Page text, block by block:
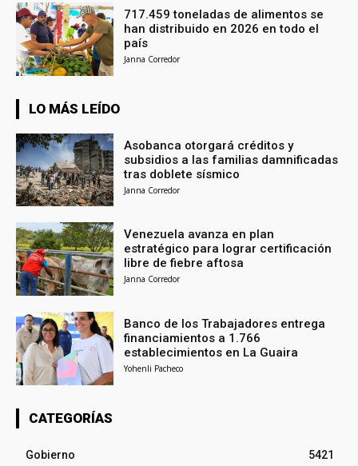
717.459 toneladas de alimentos se
han distribuido en 2026 en todo el
país
Janna Corredor
LO MÁS LEÍDO
Asobanca otorgará créditos y
subsidios a las familias damnificadas
tras doblete sísmico
Janna Corredor
Venezuela avanza en plan
estratégico para lograr certificación
libre de fiebre aftosa
Janna Corredor
Banco de los Trabajadores entrega
financiamientos a 1.766
establecimientos en La Guaira
Yohenli Pacheco
CATEGORÍAS
Gobierno
5421